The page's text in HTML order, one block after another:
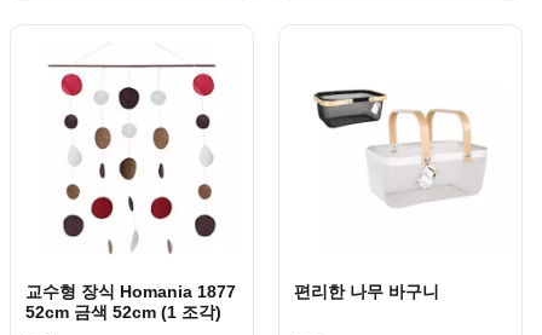
교수형 장식 Homania 1877
52cm 금색 52cm (1 조각)
편리한 나무 바구니